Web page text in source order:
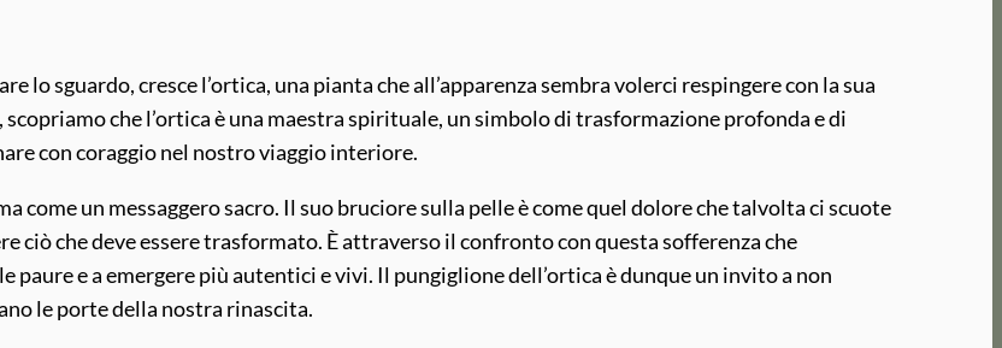
lo sguardo, cresce l’ortica, una pianta che all’apparenza sembra volerci respingere con la sua
che l’ortica è una maestra spirituale, un simbolo di trasformazione profonda e di
con coraggio nel nostro viaggio interiore.
come un messaggero sacro. Il suo bruciore sulla pelle è come quel dolore che talvolta ci scuote
ciò che deve essere trasformato. È attraverso il confronto con questa sofferenza che
paure e a emergere più autentici e vivi. Il pungiglione dell’ortica è dunque un invito a non
le porte della nostra rinascita.